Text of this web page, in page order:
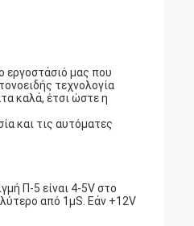
εργοστάσιό μας που
τεχνολογία
καλά, έτσι ώστε η
και τις αυτόματες
Π-5 είναι 4-5V στο
από 1μS. Εάν +12V